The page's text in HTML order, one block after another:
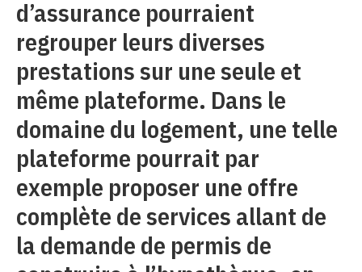
d’assurance pourraient
regrouper leurs diverses
prestations sur une seule et
même plateforme. Dans le
domaine du logement, une telle
plateforme pourrait par
exemple proposer une offre
complète de services allant de
la demande de permis de